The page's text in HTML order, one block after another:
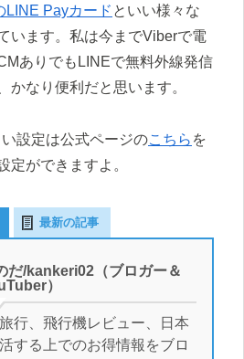
LINE Payカード といい様々な
います。私は今までViberで電
ありでもLINEで無料外線発信
かなり便利だと思います。
設定は公式ページのこちら を
定ができますよ。
最新の記事
だ/kankeri02（ブロガー＆
）
行、飛行機レビュー、日本
する上でのお得情報をブロ